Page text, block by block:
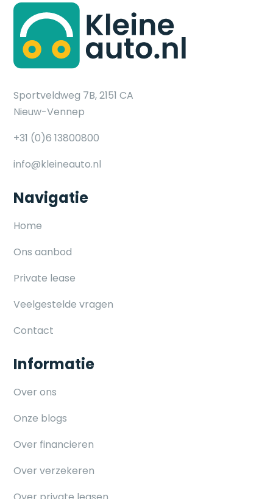
Sportveldweg 7B, 2151 CA
Nieuw-Vennep
+31 (0)6 13800800
info@kleineauto.nl
Navigatie
Home
Ons aanbod
Private lease
Veelgestelde vragen
Contact
Informatie
Over ons
Onze blogs
Over financieren
Over verzekeren